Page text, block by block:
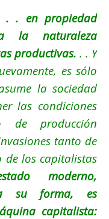
. . en propiedad
la naturaleza
productivas. . . Y
es sólo
la sociedad
las condiciones
de producción
tanto de
de los capitalistas
moderno,
su forma, es
capitalista: